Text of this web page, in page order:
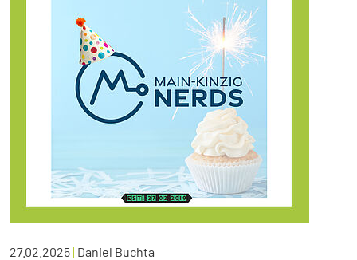
27.02.2025| Daniel Buchta